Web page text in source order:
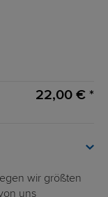
22,00 € *
wir größten
uns